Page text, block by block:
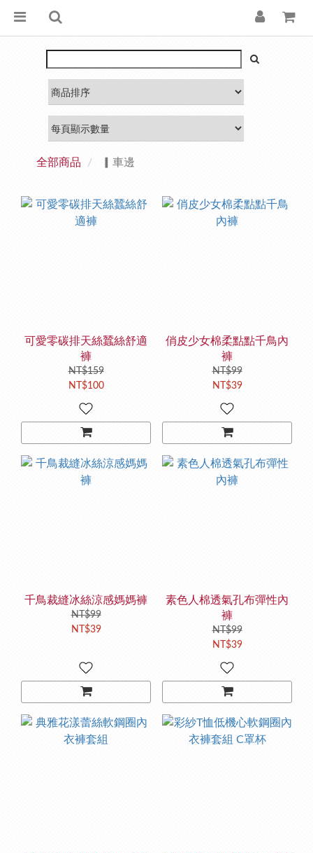
全部商品 ▎車邊
可愛零碳排天絲蠶絲舒適
褲
NT$159
NT$100
俏皮少女棉柔點點千鳥內
褲
NT$99
NT$39
千鳥裁縫冰絲涼感媽媽褲
NT$99
NT$39
素色人棉透氣孔布彈性內
褲
NT$99
NT$39